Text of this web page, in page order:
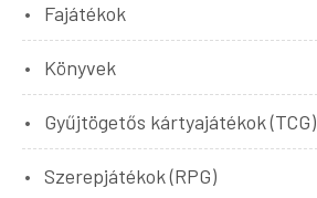
Fajátékok
Könyvek
Gyűjtögetős kártyajátékok (TCG)
Szerepjátékok (RPG)